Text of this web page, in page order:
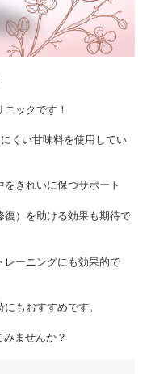
ックです！
くい甘味料を使用してい
きれいに保つサポート
復）を助ける効果も期待で
レーニングにも効果的で
もおすすめです。
ませんか？